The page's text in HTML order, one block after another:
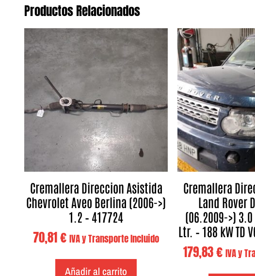
Productos Relacionados
Cremallera Direccion Asistida
Chevrolet Aveo Berlina (2006->)
1.2 – 417724
70,81€ IVA y Transporte Incluido
Añadir al carrito
Cremallera
Land Rover
(06.2009->) 3.0
Ltr. – 188 kW TD
179,83€ IVA y